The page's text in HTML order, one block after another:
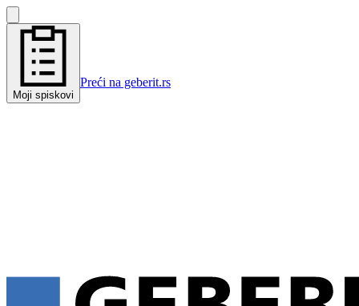
Moji spiskovi
Preći na geberit.rs